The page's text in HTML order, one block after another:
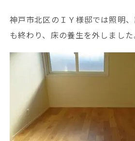
神戸市北区のＩＹ様邸では照明
も終わり、床の養生を外しました